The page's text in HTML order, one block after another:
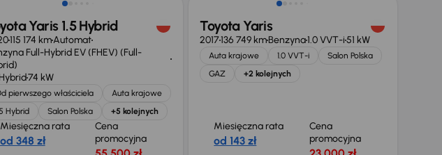
Yaris 1.5 Hybrid
115 174 kmAutomat
Full-Hybrid EV (FHEV) (Full-
74 kW
pierwszego właściciela
Auta krajowe
Hybrid
Salon Polska +5 kolejnych
Miesięczna rata
od 348 zł
Cena
promocyjna
Toyota Yaris
2017136 749 kmBenzyna1.0 VVT-i51 kW
Auta krajowe 1.0 VVT-i
Salon Polska
GAZ
+2 kolejnych
Miesięczna rata
od 143 zł
Cena
promocyjna